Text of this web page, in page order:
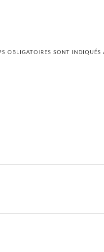
OBLIGATOIRES SONT INDIQUÉS